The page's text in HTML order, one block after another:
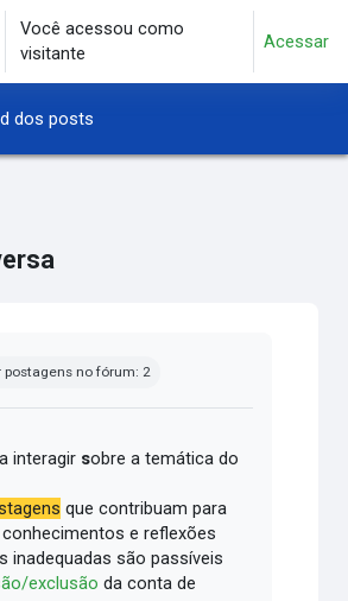
de pesquisa
Você acessou como
visitante
Acessar
dos posts
postagens no fórum: 2
interagir sobre a temática do
que contribuam para
e reflexões
inadequadas são passíveis
exclusão da conta de